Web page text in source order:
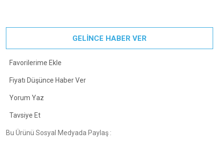
GELİNCE HABER VER
Fiyatı Düşünce Haber Ver
Yorum Yaz
Tavsiye Et
Bu Ürünü Sosyal Medyada Paylaş :